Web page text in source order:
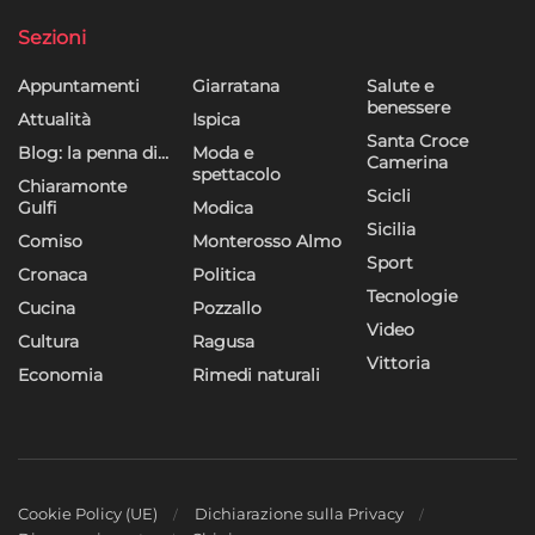
personalizzati, Sviluppare e migliorare i servizi, Utilizzare dati
Funzionalità Sempre attivo
Abbinare e combinare dati provenienti da altre
fonti di dati, Collegare diversi dispositivi,
Identificare i dispositivi in base alle informazioni
trasmesse automaticamente.
Utilizzare dati di geolocalizzazione precisi,
Riconoscere i dispositivi in base a informazioni
richieste attivamente.
e presentare pubblicità e contenuto,
privacy.
Sempre attivo
Sezioni
Appuntamenti
Attualità
Blog: la penna di…
Chiaramonte
Gulfi
Comiso
Cronaca
Cucina
Cultura
Economia
Giarratana
Ispica
Moda e
spettacolo
Modica
Monterosso Almo
Politica
Pozzallo
Ragusa
Rimedi naturali
Salute e
benessere
Santa Croce
Camerina
Scicli
Sicilia
Sport
Tecnologie
Video
Vittoria
Cookie Policy (UE)
Dichiarazione sulla Privacy